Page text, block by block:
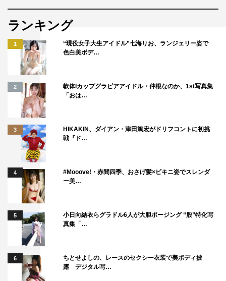
ランキング
1
“現役女子大生アイドル”七海りお、ランジェリー姿で
色白美ボデ…
2
軟体Iカップグラビアアイドル・仲根なのか、1st写真集
「おは…
3
HIKAKIN、ダイアン・津田篤宏がドリフコントに初挑
戦『ド…
4
#Mooove!・赤間四季、おさげ髪×ビキニ姿でスレンダ
ー美…
5
小日向結衣らグラドル6人が大胆ポージング “股”特化写
真集「…
6
ちとせよしの、レースのセクシー衣装で美ボディ披
露 デジタル写…